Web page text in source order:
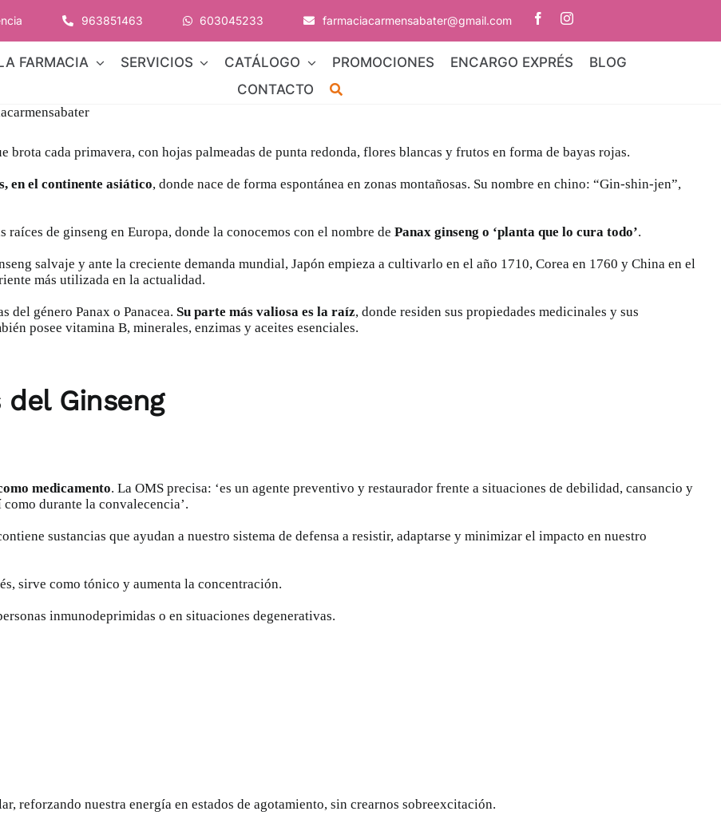
963851463 603045233 farmaciacarmensabater@gmail.com
FARMACIA SERVICIOS CATÁLOGO PROMOCIONES ENCARGO EXPRÉS
BLOG
CONTACTO
brota cada primavera, con hojas palmeadas de punta redonda, flores blancas y frutos en forma de bayas rojas.
en el continente asiático, donde nace de forma espontánea en zonas montañosas. Su nombre en chino: “Gin-shin-jen”,
de ginseng en Europa, donde la conocemos con el nombre de Panax ginseng o ‘planta que lo cura todo’.
salvaje y ante la creciente demanda mundial, Japón empieza a cultivarlo en el año 1710, Corea en 1760 y China en el
más utilizada en la actualidad.
del género Panax o Panacea. Su parte más valiosa es la raíz, donde residen sus propiedades medicinales y sus
posee vitamina B, minerales, enzimas y aceites esenciales.
Ginseng
medicamento. La OMS precisa: ‘es un agente preventivo y restaurador frente a situaciones de debilidad, cansancio y
durante la convalecencia’.
sustancias que ayudan a nuestro sistema de defensa a resistir, adaptarse y minimizar el impacto en nuestro
sirve como tónico y aumenta la concentración.
inmunodeprimidas o en situaciones degenerativas.
reforzando nuestra energía en estados de agotamiento, sin crearnos sobreexcitación.